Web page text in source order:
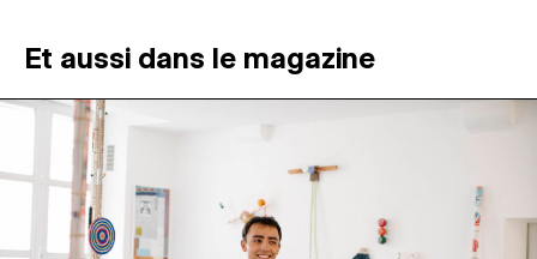
ATELIERS OUVERTS
PROGRAMMATION
MAGAZINE
Et aussi dans le magazine